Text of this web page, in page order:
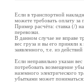
Если в транспортной
можете требовать оплату за
Пример расчёта: ставка (/)
перевозки.
В данном случае не вправе
вес груза и вы его приняли
заявленного, т.е. из
Если неправильно указан
потребовать возмещение
наземного электрического
убытками может